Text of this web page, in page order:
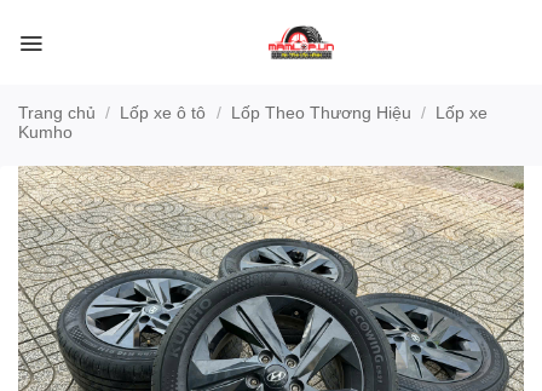
qua
Trang chủ / Lốp xe ô tô / Lốp Theo Thương Hiệu / Lốp xe
Kumho